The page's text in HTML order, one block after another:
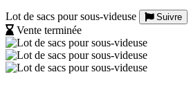
Lot de sacs pour sous-videuse
Suivre
Vente terminée